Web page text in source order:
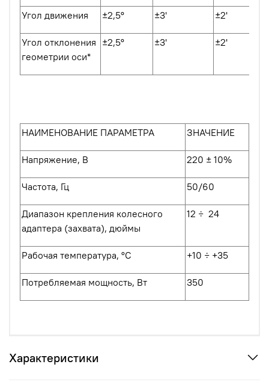
Угол движения ±2,5º ±3' ±2'
Угол отклонения
геометрии оси*
±2,5º ±3' ±2'
НАИМЕНОВАНИЕ ПАРАМЕТРА ЗНАЧЕНИЕ
Напряжение, В 220 ± 10%
Частота, Гц 50/60
Диапазон крепления колесного
адаптера (захвата), дюймы
12 ÷ 24
Рабочая температура, °С +10 ÷ +35
Потребляемая мощность, Вт 350
Характеристики